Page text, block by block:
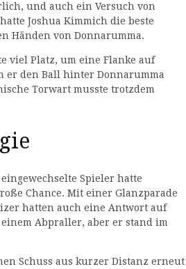
und auch ein Versuch von
Joshua Kimmich die beste
Händen von Donnarumma.
viel Platz, um eine Flanke auf
er den Ball hinter Donnarumma
Torwart musste trotzdem
Spieler hatte
Chance. Mit einer Glanzparade
hatten auch eine Antwort auf
Abpraller, aber er stand im
Schuss aus kurzer Distanz erneut